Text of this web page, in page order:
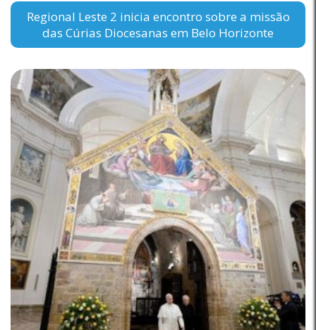
Regional Leste 2 inicia encontro sobre a missão
das Cúrias Diocesanas em Belo Horizonte